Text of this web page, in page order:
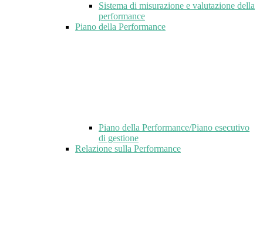
Sistema di misurazione e valutazione della
performance
Piano della Performance
Piano della Performance/Piano esecutivo
di gestione
Relazione sulla Performance